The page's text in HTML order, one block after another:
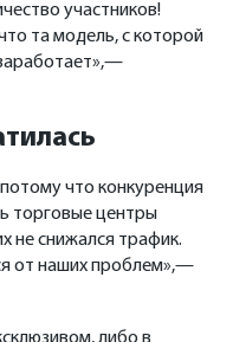
участников!
та модель, с которой
что конкуренция
торговые центры
не снижался трафик.
от наших проблем»,—